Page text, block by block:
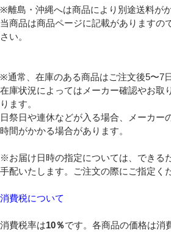
※離島・沖縄へは商品により別途送料が
当商品は商品ページに記載がありますの
さい。
※通常、在庫のある商品はご注文後5〜7
在庫状況によってはメーカー確認やお取
ります。
日祭日や連休などが入る場合、メーカー
時間がかかる場合があります。
※お届け日時の指定については、できる
手配いたします。ご注文の際にご指定く
消費税について
消費税率は10％です。各商品の価格は消